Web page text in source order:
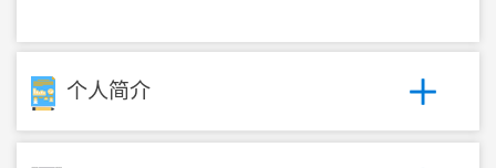
个人简介